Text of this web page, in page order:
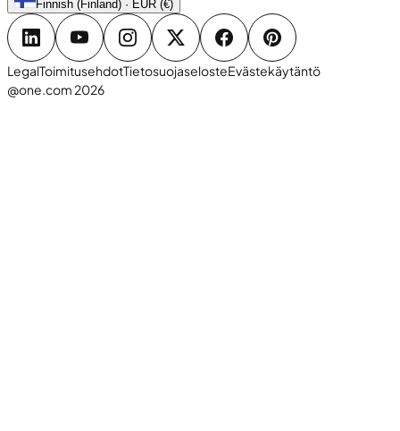
Finnish (Finland) · EUR (€)
LegalToimitusehdotTietosuojaselosteEvästekäytäntö
@one.com 2026